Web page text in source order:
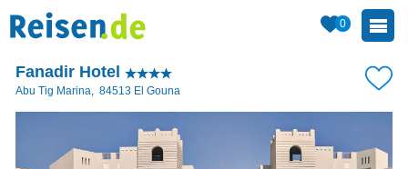
0
Fanadir Hotel
Abu Tig Marina, 84513 El Gouna